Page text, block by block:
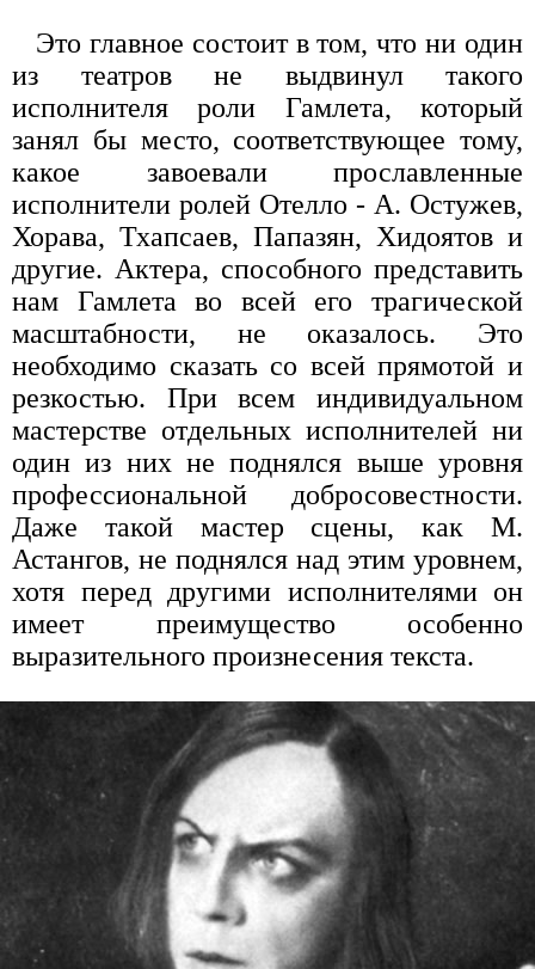
Это главное состоит в том, что ни один
из театров не выдвинул такого
исполнителя роли Гамлета, который
занял бы место, соответствующее тому,
какое завоевали прославленные
исполнители ролей Отелло - А. Остужев,
Хорава, Тхапсаев, Папазян, Хидоятов и
другие. Актера, способного представить
нам Гамлета во всей его трагической
масштабности, не оказалось. Это
необходимо сказать со всей прямотой и
резкостью. При всем индивидуальном
мастерстве отдельных исполнителей ни
один из них не поднялся выше уровня
профессиональной добросовестности.
Даже такой мастер сцены, как М.
Астангов, не поднялся над этим уровнем,
хотя перед другими исполнителями он
имеет преимущество особенно
выразительного произнесения текста.